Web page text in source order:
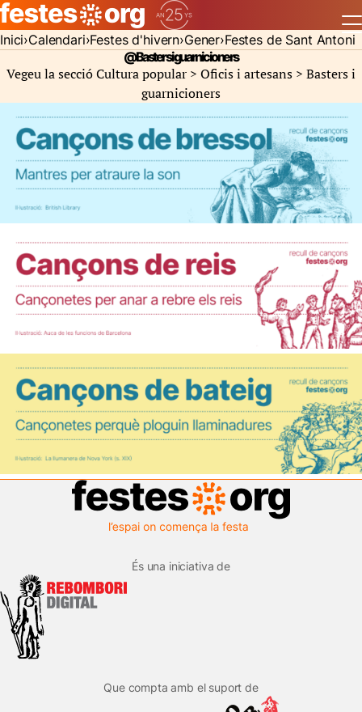
Inici Calendari Festes d'hivern Gener Festes de Sant Antoni
@Basters i guarnicioners
Vegeu la secció Cultura popular > Oficis i artesans > Basters i
guarnicioners
És una iniciativa de
Que compta amb el suport de